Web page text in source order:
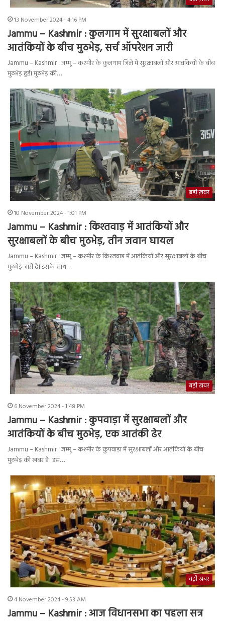
13 November 2024 - 4:16 PM
Jammu – Kashmir : कुलगाम में सुरक्षाबलों और
आतंकियों के बीच मुठभेड़, सर्च ऑपरेशन जारी
Jammu – Kashmir : जम्मू – कश्मीर के कुलगाम जिले में सुरक्षाबलों और आतंकियों के बीच
मुठभेड़ हुई। मुठभेड़ की…
बड़ी ख़बर
10 November 2024 - 1:01 PM
Jammu – Kashmir : किश्तवाड़ में आतंकियों और
सुरक्षाबलों के बीच मुठभेड़, तीन जवान घायल
Jammu – Kashmir : जम्मू – कश्मीर के किश्तवाड़ में आतंकियों और सुरक्षाबलों के बीच
मुठभेड़ जारी है। इसके साथ…
बड़ी ख़बर
6 November 2024 - 1:48 PM
Jammu – Kashmir : कुपवाड़ा में सुरक्षाबलों और
आतंकियों के बीच मुठभेड़, एक आतंकी ढेर
Jammu – Kashmir : जम्मू – कश्मीर के कुपवाड़ा में सुरक्षाबलों और आतंकियों के बीच
मुठभेड़ की खबर है। इस…
बड़ी ख़बर
4 November 2024 - 9:53 AM
Jammu – Kashmir : आज विधानसभा का पहला सत्र